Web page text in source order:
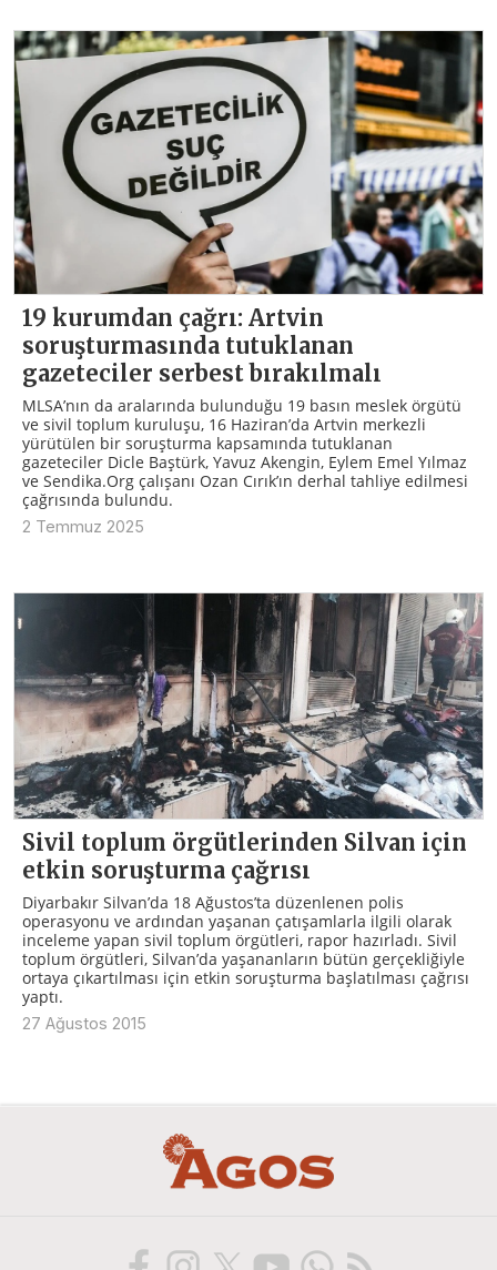
19 kurumdan çağrı: Artvin
soruşturmasında tutuklanan
gazeteciler serbest bırakılmalı
MLSA’nın da aralarında bulunduğu 19 basın meslek örgütü
ve sivil toplum kuruluşu, 16 Haziran’da Artvin merkezli
yürütülen bir soruşturma kapsamında tutuklanan
gazeteciler Dicle Baştürk, Yavuz Akengin, Eylem Emel Yılmaz
ve Sendika.Org çalışanı Ozan Cırık’ın derhal tahliye edilmesi
çağrısında bulundu.
2 Temmuz 2025
Sivil toplum örgütlerinden Silvan için
etkin soruşturma çağrısı
Diyarbakır Silvan’da 18 Ağustos’ta düzenlenen polis
operasyonu ve ardından yaşanan çatışamlarla ilgili olarak
inceleme yapan sivil toplum örgütleri, rapor hazırladı. Sivil
toplum örgütleri, Silvan’da yaşananların bütün gerçekliğiyle
ortaya çıkartılması için etkin soruşturma başlatılması çağrısı
yaptı.
27 Ağustos 2015